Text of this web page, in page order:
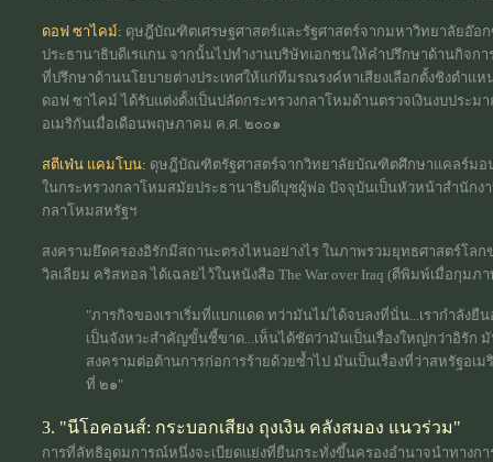
ดอฟ ซาไคม์: ดุษฎีบัณฑิตเศรษฐศาสตร์และรัฐศาสตร์จากมหาวิทยาลัยอ๊อ
ประธานาธิบดีเรแกน จากนั้นไปทำงานบริษัทเอกชนให้คำปรึกษาด้านกิจก
ที่ปรึกษาด้านนโยบายต่างประเทศให้แก่ทีมรณรงค์หาเสียงเลือกตั้งชิงตำแ
ดอฟ ซาไคม์ ได้รับแต่งตั้งเป็นปลัดกระทรวงกลาโหมด้านตรวจเงินงบประ
อเมริกันเมื่อเดือนพฤษภาคม ค.ศ. ๒๐๐๑
สตีเฟ่น แคมโบน: ดุษฎีบัณฑิตรัฐศาสตร์จากวิทยาลัยบัณฑิตศึกษาแคลร์มอ
ในกระทรวงกลาโหมสมัยประธานาธิบดีบุชผู้พ่อ ปัจจุบันเป็นหัวหน้าสำนักงา
กลาโหมสหรัฐฯ
สงครามยึดครองอิรักมีสถานะตรงไหนอย่างไร ในภาพรวมยุทธศาสตร์โล
วิลเลียม คริสทอล ได้เฉลยไว้ในหนังสือ The War over Iraq (ตีพิมพ์เมื่อกุม
"ภารกิจของเราเริ่มที่แบกแดด ทว่ามันไม่ได้จบลงที่นั่น...เรากำลัง
เป็นจังหวะสำคัญขั้นชี้ขาด...เห็นได้ชัดว่ามันเป็นเรื่องใหญ่กว่าอิรัก
สงครามต่อต้านการก่อการร้ายด้วยซ้ำไป มันเป็นเรื่องที่ว่าสหรัฐอเ
ที่ ๒๑"
3. "นีโอคอนส์: กระบอกเสียง ถุงเงิน คลังสมอง แนวร่วม"
การที่ลัทธิอุดมการณ์หนึ่งจะเบียดแย่งที่ยืนกระทั่งขึ้นครองอำนาจนำทางก